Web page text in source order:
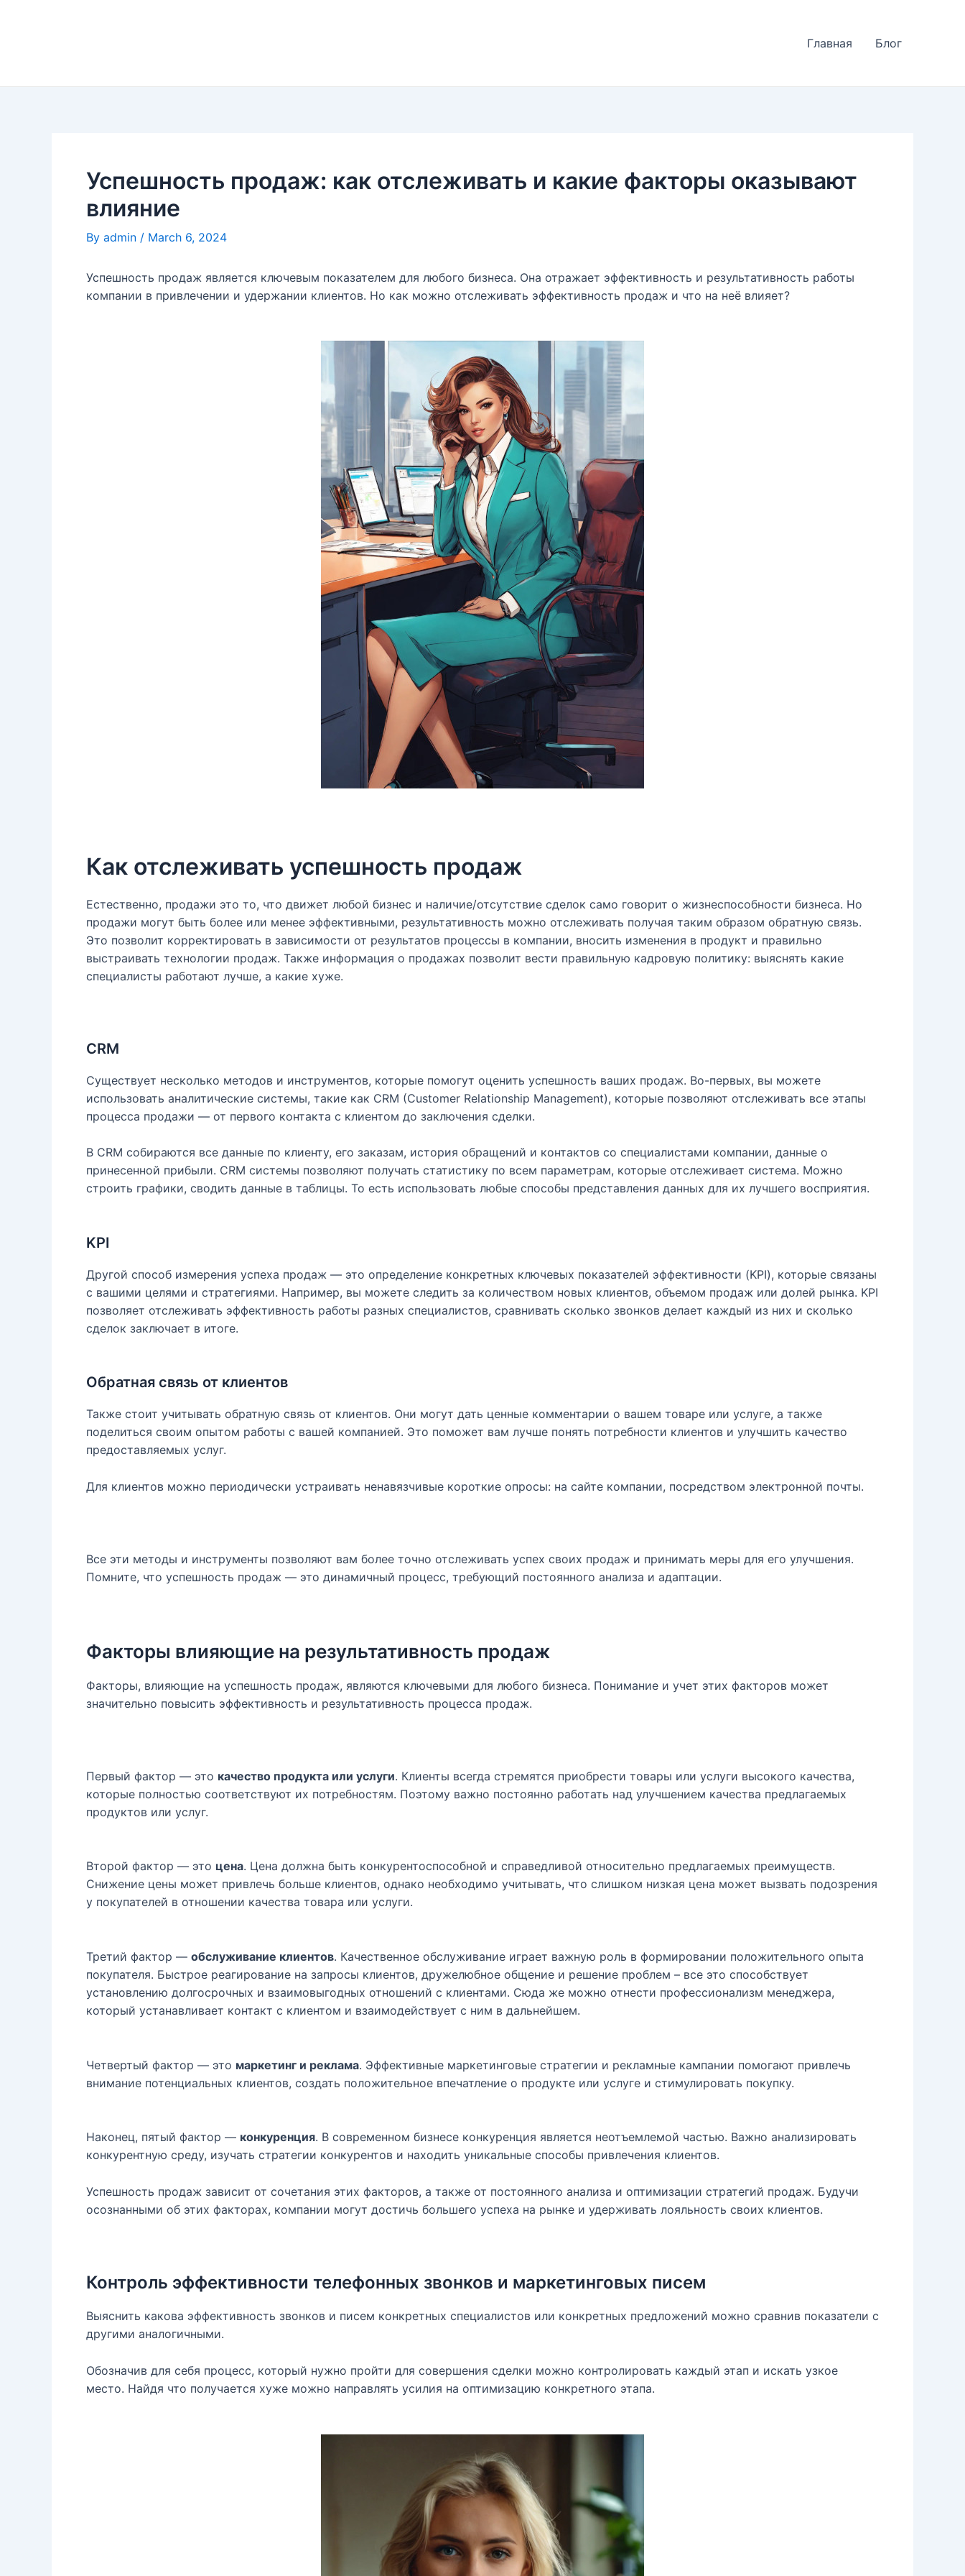
Главная Блог
Успешность продаж: как отслеживать и какие факторы оказывают
влияние
By admin / March 6, 2024
Успешность продаж является ключевым показателем для любого бизнеса. Она отражает эффективность и результативность работы
компании в привлечении и удержании клиентов. Но как можно отслеживать эффективность продаж и что на неё влияет?
Как отслеживать успешность продаж
Естественно, продажи это то, что движет любой бизнес и наличие/отсутствие сделок само говорит о жизнеспособности бизнеса. Но
продажи могут быть более или менее эффективными, результативность можно отслеживать получая таким образом обратную связь.
Это позволит корректировать в зависимости от результатов процессы в компании, вносить изменения в продукт и правильно
выстраивать технологии продаж. Также информация о продажах позволит вести правильную кадровую политику: выяснять какие
специалисты работают лучше, а какие хуже.
CRM
Существует несколько методов и инструментов, которые помогут оценить успешность ваших продаж. Во-первых, вы можете
использовать аналитические системы, такие как CRM (Customer Relationship Management), которые позволяют отслеживать все этапы
процесса продажи — от первого контакта с клиентом до заключения сделки.
В CRM собираются все данные по клиенту, его заказам, история обращений и контактов со специалистами компании, данные о
принесенной прибыли. CRM системы позволяют получать статистику по всем параметрам, которые отслеживает система. Можно
строить графики, сводить данные в таблицы. То есть использовать любые способы представления данных для их лучшего восприятия.
KPI
Другой способ измерения успеха продаж — это определение конкретных ключевых показателей эффективности (KPI), которые связаны
с вашими целями и стратегиями. Например, вы можете следить за количеством новых клиентов, объемом продаж или долей рынка. KPI
позволяет отслеживать эффективность работы разных специалистов, сравнивать сколько звонков делает каждый из них и сколько
сделок заключает в итоге.
Обратная связь от клиентов
Также стоит учитывать обратную связь от клиентов. Они могут дать ценные комментарии о вашем товаре или услуге, а также
поделиться своим опытом работы с вашей компанией. Это поможет вам лучше понять потребности клиентов и улучшить качество
предоставляемых услуг.
Для клиентов можно периодически устраивать ненавязчивые короткие опросы: на сайте компании, посредством электронной почты.
Все эти методы и инструменты позволяют вам более точно отслеживать успех своих продаж и принимать меры для его улучшения.
Помните, что успешность продаж — это динамичный процесс, требующий постоянного анализа и адаптации.
Факторы влияющие на результативность продаж
Факторы, влияющие на успешность продаж, являются ключевыми для любого бизнеса. Понимание и учет этих факторов может
значительно повысить эффективность и результативность процесса продаж.
Первый фактор — это качество продукта или услуги. Клиенты всегда стремятся приобрести товары или услуги высокого качества,
которые полностью соответствуют их потребностям. Поэтому важно постоянно работать над улучшением качества предлагаемых
продуктов или услуг.
Второй фактор — это цена. Цена должна быть конкурентоспособной и справедливой относительно предлагаемых преимуществ.
Снижение цены может привлечь больше клиентов, однако необходимо учитывать, что слишком низкая цена может вызвать подозрения
у покупателей в отношении качества товара или услуги.
Третий фактор — обслуживание клиентов. Качественное обслуживание играет важную роль в формировании положительного опыта
покупателя. Быстрое реагирование на запросы клиентов, дружелюбное общение и решение проблем – все это способствует
установлению долгосрочных и взаимовыгодных отношений с клиентами. Сюда же можно отнести профессионализм менеджера,
который устанавливает контакт с клиентом и взаимодействует с ним в дальнейшем.
Четвертый фактор — это маркетинг и реклама. Эффективные маркетинговые стратегии и рекламные кампании помогают привлечь
внимание потенциальных клиентов, создать положительное впечатление о продукте или услуге и стимулировать покупку.
Наконец, пятый фактор — конкуренция. В современном бизнесе конкуренция является неотъемлемой частью. Важно анализировать
конкурентную среду, изучать стратегии конкурентов и находить уникальные способы привлечения клиентов.
Успешность продаж зависит от сочетания этих факторов, а также от постоянного анализа и оптимизации стратегий продаж. Будучи
осознанными об этих факторах, компании могут достичь большего успеха на рынке и удерживать лояльность своих клиентов.
Контроль эффективности телефонных звонков и маркетинговых писем
Выяснить какова эффективность звонков и писем конкретных специалистов или конкретных предложений можно сравнив показатели с
другими аналогичными.
Обозначив для себя процесс, который нужно пройти для совершения сделки можно контролировать каждый этап и искать узкое
место. Найдя что получается хуже можно направлять усилия на оптимизацию конкретного этапа.